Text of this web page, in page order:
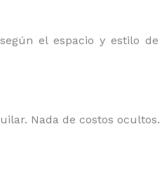
el espacio y estilo
Nada de costos ocultos.